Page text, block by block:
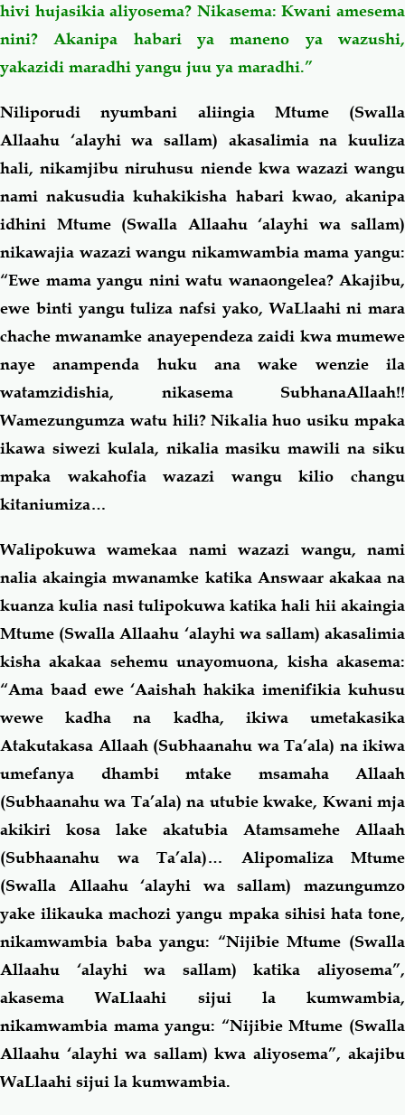
hivi hujasikia aliyosema? Nikasema: Kwani amesema
nini? Akanipa habari ya maneno ya wazushi,
yakazidi maradhi yangu juu ya maradhi.”
Niliporudi nyumbani aliingia Mtume (Swalla
Allaahu ‘alayhi wa sallam) akasalimia na kuuliza
hali, nikamjibu niruhusu niende kwa wazazi wangu
nami nakusudia kuhakikisha habari kwao, akanipa
idhini Mtume (Swalla Allaahu ‘alayhi wa sallam)
nikawajia wazazi wangu nikamwambia mama yangu:
“Ewe mama yangu nini watu wanaongelea? Akajibu,
ewe binti yangu tuliza nafsi yako, WaLlaahi ni mara
chache mwanamke anayependeza zaidi kwa mumewe
naye anampenda huku ana wake wenzie ila
watamzidishia, nikasema SubhanaAllaah!!
Wamezungumza watu hili? Nikalia huo usiku mpaka
ikawa siwezi kulala, nikalia masiku mawili na siku
mpaka wakahofia wazazi wangu kilio changu
kitaniumiza…
Walipokuwa wamekaa nami wazazi wangu, nami
nalia akaingia mwanamke katika Answaar akakaa na
kuanza kulia nasi tulipokuwa katika hali hii akaingia
Mtume (Swalla Allaahu ‘alayhi wa sallam) akasalimia
kisha akakaa sehemu unayomuona, kisha akasema:
“Ama baad ewe ‘Aaishah hakika imenifikia kuhusu
wewe kadha na kadha, ikiwa umetakasika
Atakutakasa Allaah (Subhaanahu wa Ta’ala) na ikiwa
umefanya dhambi mtake msamaha Allaah
(Subhaanahu wa Ta’ala) na utubie kwake, Kwani mja
akikiri kosa lake akatubia Atamsamehe Allaah
(Subhaanahu wa Ta’ala)… Alipomaliza Mtume
(Swalla Allaahu ‘alayhi wa sallam) mazungumzo
yake ilikauka machozi yangu mpaka sihisi hata tone,
nikamwambia baba yangu: “Nijibie Mtume (Swalla
Allaahu ‘alayhi wa sallam) katika aliyosema”,
akasema WaLlaahi sijui la kumwambia,
nikamwambia mama yangu: “Nijibie Mtume (Swalla
Allaahu ‘alayhi wa sallam) kwa aliyosema”, akajibu
WaLlaahi sijui la kumwambia.